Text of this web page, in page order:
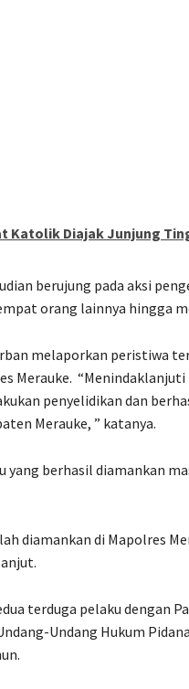
Katolik Diajak Junjung
berujung pada aksi
orang lainnya hingga
melaporkan peristiwa
Merauke.
penyelidikan dan
Merauke, ” katanya.
yang berhasil diamankan
diamankan di Mapolres
terduga pelaku dengan
Undang Hukum